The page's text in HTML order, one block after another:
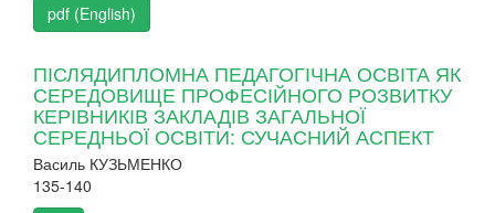
pdf (English)
ПІСЛЯДИПЛОМНА ПЕДАГОГІЧНА ОСВІТА ЯК
СЕРЕДОВИЩЕ ПРОФЕСІЙНОГО РОЗВИТКУ
КЕРІВНИКІВ ЗАКЛАДІВ ЗАГАЛЬНОЇ
СЕРЕДНЬОЇ ОСВІТИ: СУЧАСНИЙ АСПЕКТ
Василь КУЗЬМЕНКО
135-140